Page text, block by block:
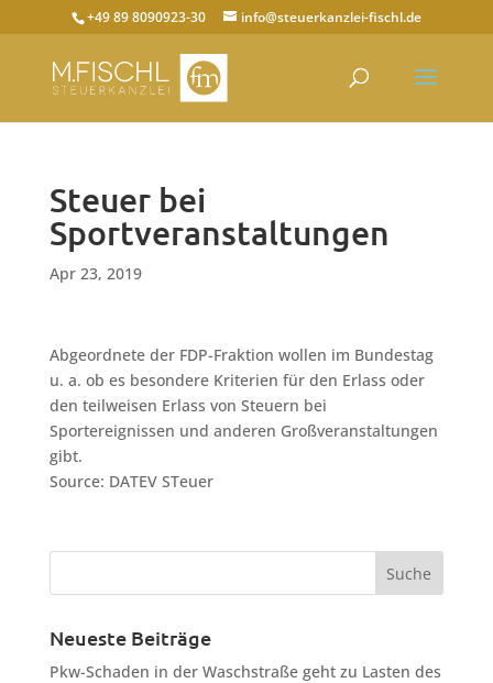
+49 89 8090923-30 info@steuerkanzlei-fischl.de
Steuer bei
Sportveranstaltungen
Apr 23, 2019
Abgeordnete der FDP-Fraktion wollen im Bundestag
u. a. ob es besondere Kriterien für den Erlass oder
den teilweisen Erlass von Steuern bei
Sportereignissen und anderen Großveranstaltungen
gibt.
Source: DATEV STeuer
Neueste Beiträge
Pkw-Schaden in der Waschstraße geht zu Lasten des